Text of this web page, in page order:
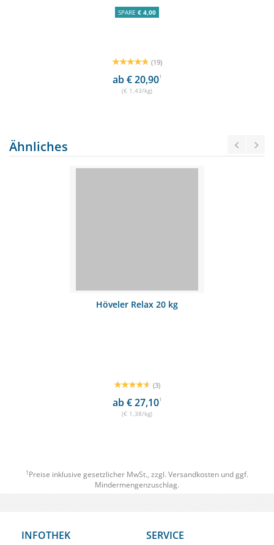
SPARE € 4,00
(19)
ab € 20,901
(€ 1,43/kg)
Ähnliches
Höveler Relax 20 kg
(3)
ab € 27,101
(€ 1,38/kg)
1 Preise inklusive gesetzlicher MwSt., zzgl. Versandkosten und ggf.
Mindermengenzuschlag.
INFOTHEK SERVICE